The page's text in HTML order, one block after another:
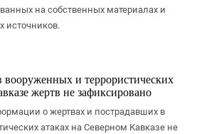
на собственных материалах и
источников.
вооруженных и террористических
жертв не зафиксировано
о жертвах и пострадавших в
атаках на Северном Кавказе не